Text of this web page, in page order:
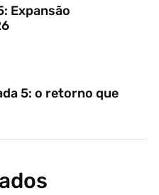
Expansão
5: o retorno que